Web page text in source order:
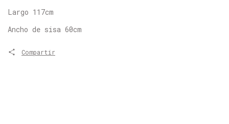
Largo 117cm
Ancho de sisa 60cm
Compartir